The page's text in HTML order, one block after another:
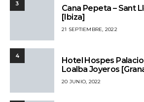
3
Cana Pepeta – Sant
[Ibiza]
21 SEPTIEMBRE, 2022
4
Hotel Hospes
Loalba Joyeros
20 JUNIO, 2022